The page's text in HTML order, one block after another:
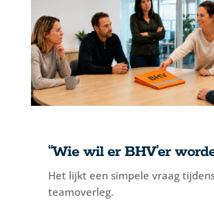
“Wie wil er BHV’er
Het lijkt een simpele vraag
teamoverleg.